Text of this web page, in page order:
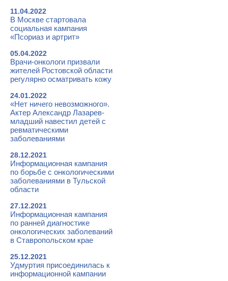
11.04.2022
В Москве стартовала
социальная кампания
«Псориаз и артрит»
05.04.2022
Врачи-онкологи призвали
жителей Ростовской области
регулярно осматривать кожу
24.01.2022
«Нет ничего невозможного».
Актер Александр Лазарев-
младший навестил детей с
ревматическими
заболеваниями
28.12.2021
Информационная кампания
по борьбе с онкологическими
заболеваниями в Тульской
области
27.12.2021
Информационная кампания
по ранней диагностике
онкологических заболеваний
в Ставропольском крае
25.12.2021
Удмуртия присоединилась к
информационной кампании